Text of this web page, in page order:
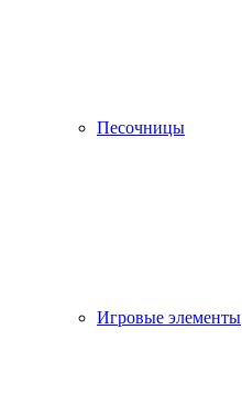
Песочницы
Игровые элементы